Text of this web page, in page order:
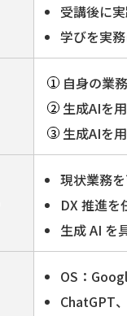
受講後に
学びを実
自身の業
生成AIを
生成AIを
現状業務
DX 推進を
生成 AI を
OS：
ChatGPT